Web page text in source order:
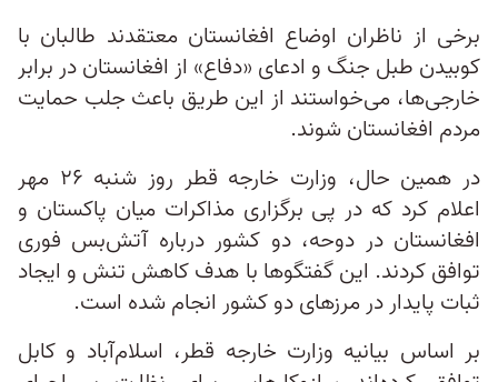
برخی از ناظران اوضاع افغانستان معتقدند طالبان با
کوبیدن طبل جنگ و ادعای «دفاع» از افغانستان در برابر
خارجی‌ها، می‌خواستند از این طریق باعث جلب حمایت
مردم افغانستان شوند.
در همین حال، وزارت خارجه قطر روز شنبه ۲۶ مهر
اعلام کرد که در پی برگزاری مذاکرات میان پاکستان و
افغانستان در دوحه، دو کشور درباره آتش‌بس فوری
توافق کردند. این گفتگوها با هدف کاهش تنش و ایجاد
ثبات پایدار در مرزهای دو کشور انجام شده است.
بر اساس بیانیه وزارت خارجه قطر، اسلام‌‌آباد و کابل